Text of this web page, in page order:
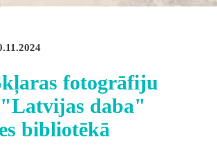
fotogrāfiju
"Latvijas daba"
bibliotēkā